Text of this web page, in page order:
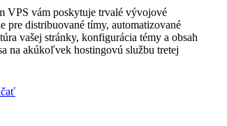
VPS vám poskytuje trvalé vývojové
distribuované tímy, automatizované
vašej stránky, konfigurácia témy a obsah
na akúkoľvek hostingovú službu tretej